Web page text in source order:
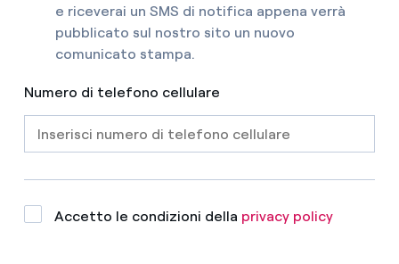
e riceverai un SMS di notifica appena verrà
pubblicato sul nostro sito un nuovo
comunicato stampa.
Numero di telefono cellulare
Accetto le condizioni della privacy policy